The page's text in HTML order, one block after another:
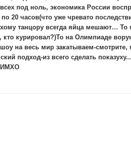
под ноль, экономика России
20 часов(что уже чревато
танцору всегда яйца мешают… То
кто курировал?)То на Олимпиаде
на весь мир закатываем-смотрите,
подход-из всего сделать
ИМХО